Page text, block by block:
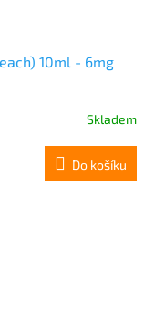
10ml - 6mg
Skladem
Do košíku